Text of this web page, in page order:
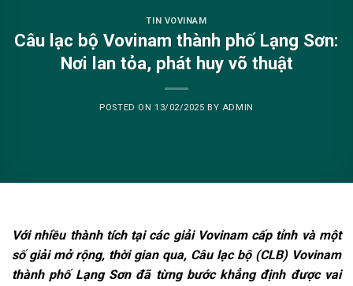
TIN VOVINAM
Câu lạc bộ Vovinam thành phố Lạng Sơn:
Nơi lan tỏa, phát huy võ thuật
POSTED ON 13/02/2025 BY ADMIN
Với nhiều thành tích tại các giải Vovinam cấp tỉnh và một
số giải mở rộng, thời gian qua, Câu lạc bộ (CLB) Vovinam
thành phố Lạng Sơn đã từng bước khẳng định được vai